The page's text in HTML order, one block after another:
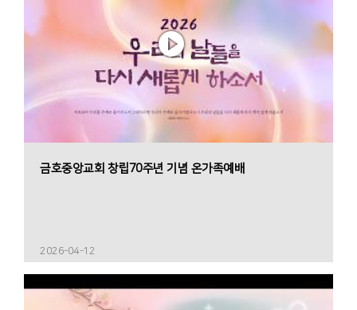
금호중앙교회 창립70주년 기념 온가족예배
2026-04-12